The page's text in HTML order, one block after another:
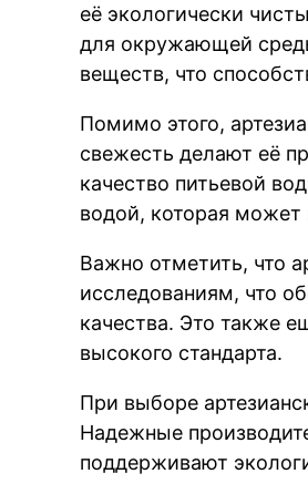
её экологически
для окружающей
веществ, что
Помимо этого,
свежесть делают её
качество питьевой
водой, которая может
Важно отметить, что
исследованиям, что
качества. Это также
высокого стандарта.
При выборе
Надежные
поддерживают